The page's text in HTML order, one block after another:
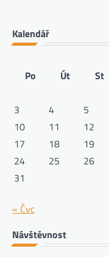
Kalendář
Po
Út St
3
4 5
10
11 12
17
18 19
24
25 26
31
« Čvc
Návštěvnost